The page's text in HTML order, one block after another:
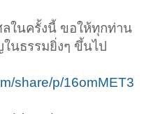
ในครั้งนี้ ขอให้ทุกท่าน
ในธรรมยิ่งๆ ขึ้นไป
share/p/16omMET3